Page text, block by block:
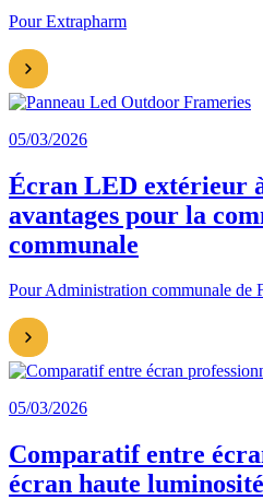
Pour Extrapharm
05/03/2026
Écran LED extérieur
avantages pour la
communale
Pour Administration communale de
05/03/2026
Comparatif entre
écran haute luminosité